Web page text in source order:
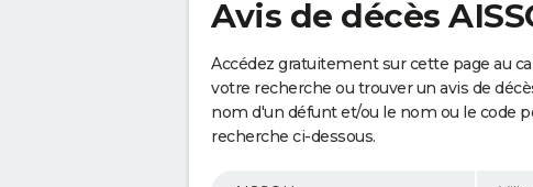
Avis de décès
Accédez gratuitement sur cette page au
votre recherche ou trouver un avis de
nom d'un défunt et/ou le nom ou le code
recherche ci-dessous.